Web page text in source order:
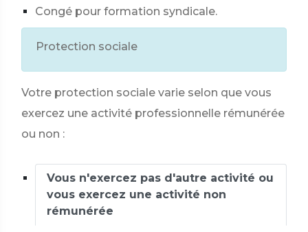
Congé pour formation syndicale.
Protection sociale
Votre protection sociale varie selon que vous
exercez une activité professionnelle rémunérée
ou non :
Vous n'exercez pas d'autre activité ou
vous exercez une activité non
rémunérée